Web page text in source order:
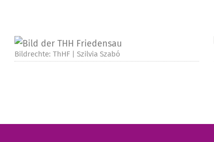
Bildrechte: ThHF | Szilvia Szabó